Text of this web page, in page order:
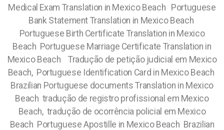
Medical Exam Translation in Mexico Beach Portuguese
Bank Statement Translation in Mexico Beach
Portuguese Birth Certificate Translation in Mexico
Beach Portuguese Marriage Certificate Translation in
Mexico Beach Tradução de petição judicial em Mexico
Beach, Portuguese Identification Card in Mexico Beach
Brazilian Portuguese documents Translation in Mexico
Beach tradução de registro profissional em Mexico
Beach, tradução de ocorrência policial em Mexico
Beach Portuguese Apostille in Mexico Beach Brazilian